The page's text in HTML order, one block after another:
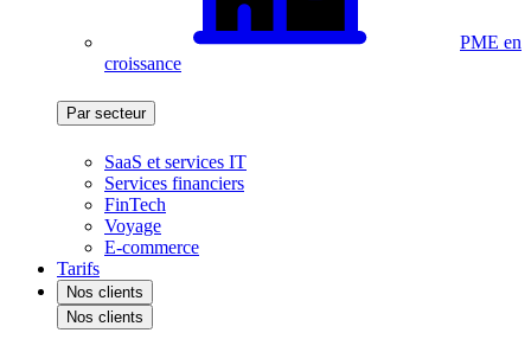
PME en
croissance
Par secteur
SaaS et services IT
Services financiers
FinTech
Voyage
E-commerce
Tarifs
Nos clients
Nos clients